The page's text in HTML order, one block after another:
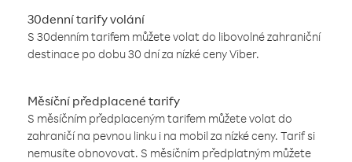
30denní tarify volání
S 30denním tarifem můžete volat do libovolné zahraniční
destinace po dobu 30 dní za nízké ceny Viber.
Měsíční předplacené tarify
S měsíčním předplaceným tarifem můžete volat do
zahraničí na pevnou linku i na mobil za nízké ceny. Tarif si
nemusíte obnovovat. S měsíčním předplatným můžete